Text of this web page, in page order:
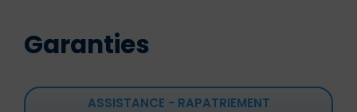
Garanties
ASSISTANCE - RAPATRIEMENT